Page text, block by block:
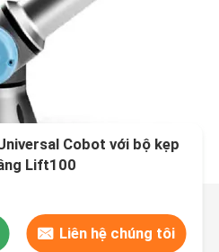
Cobot với bộ kẹp
Lift100
Liên hệ chúng tôi